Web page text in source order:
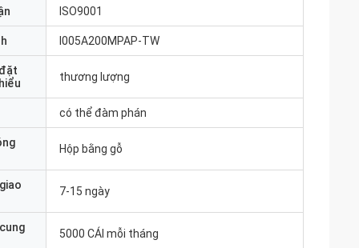
ISO9001
I005A200MPAP-TW
thương lượng
có thể đàm phán
Hộp bằng gỗ
7-15 ngày
5000 CÁI mỗi tháng